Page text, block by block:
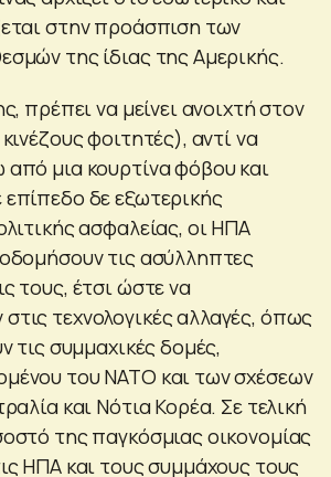
στην προάσπιση των
της ίδιας της Αμερικής.
πρέπει να μείνει ανοιχτή στον
φοιτητές), αντί να
μια κουρτίνα φόβου και
δε εξωτερικής
ασφαλείας, οι ΗΠΑ
τις ασύλληπτες
τους, έτσι ώστε να
τεχνολογικές αλλαγές, όπως
τις συμμαχικές δομές,
του ΝΑΤΟ και των σχέσεων
και Νότια Κορέα. Σε τελική
της παγκόσμιας οικονομίας
ΗΠΑ και τους συμμάχους τους